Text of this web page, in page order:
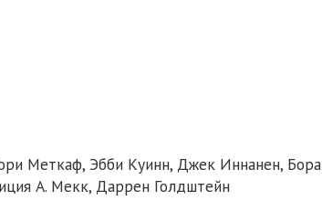
Меткаф, Эбби Куинн, Джек Иннанен,
А. Мекк, Даррен Голдштейн